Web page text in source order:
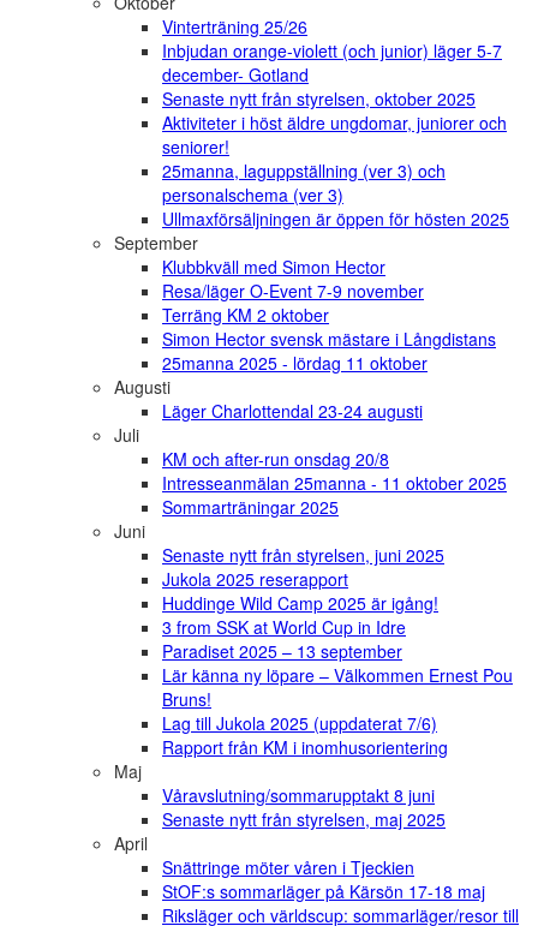
Vinterträning 25/26
Inbjudan orange-violett (och junior) läger 5-7
december- Gotland
Senaste nytt från styrelsen, oktober 2025
Aktiviteter i höst äldre ungdomar, juniorer och
seniorer!
25manna, laguppställning (ver 3) och
personalschema (ver 3)
Ullmaxförsäljningen är öppen för hösten 2025
September
Klubbkväll med Simon Hector
Resa/läger O-Event 7-9 november
Terräng KM 2 oktober
Simon Hector svensk mästare i Långdistans
25manna 2025 - lördag 11 oktober
Augusti
Läger Charlottendal 23-24 augusti
Juli
KM och after-run onsdag 20/8
Intresseanmälan 25manna - 11 oktober 2025
Sommarträningar 2025
Juni
Senaste nytt från styrelsen, juni 2025
Jukola 2025 reserapport
Huddinge Wild Camp 2025 är igång!
3 from SSK at World Cup in Idre
Paradiset 2025 – 13 september
Lär känna ny löpare – Välkommen Ernest Pou
Bruns!
Lag till Jukola 2025 (uppdaterat 7/6)
Rapport från KM i inomhusorientering
Maj
Våravslutning/sommarupptakt 8 juni
Senaste nytt från styrelsen, maj 2025
April
Snättringe möter våren i Tjeckien
StOF:s sommarläger på Kärsön 17-18 maj
Riksläger och världscup: sommarläger/resor till